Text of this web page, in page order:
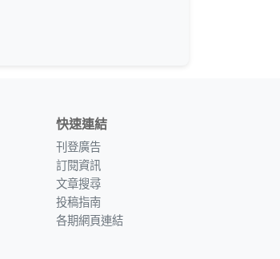
快速連結
刊登廣告
訂閱資訊
文章搜尋
投稿指南
各期網頁連結